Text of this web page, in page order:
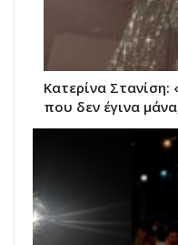
Κατερίνα Στανίση:
που δεν έγινα